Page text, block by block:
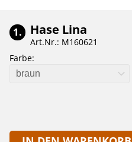
1. Hase Lina
Art.Nr.: M160621
Farbe:
braun